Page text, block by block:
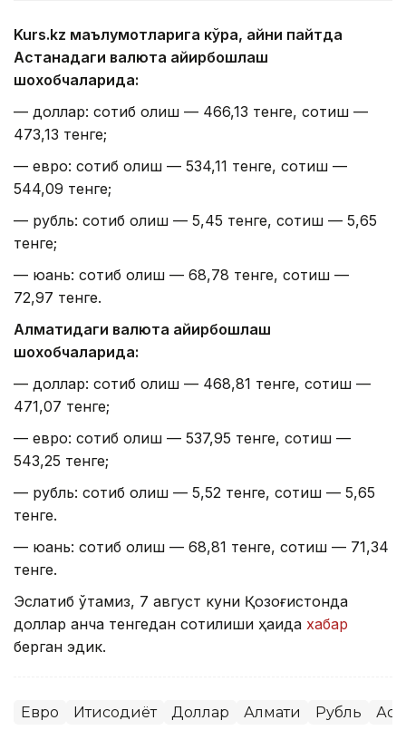
Kurs.kz маълумотларига кўра, айни пайтда
Астанадаги валюта айирбошлаш
шохобчаларида:
— доллар: сотиб олиш — 466,13 тенге, сотиш —
473,13 тенге;
— евро: сотиб олиш — 534,11 тенге, сотиш —
544,09 тенге;
— рубль: сотиб олиш — 5,45 тенге, сотиш — 5,65
тенге;
— юань: сотиб олиш — 68,78 тенге, сотиш —
72,97 тенге.
Алматидаги валюта айирбошлаш
шохобчаларида:
— доллар: сотиб олиш — 468,81 тенге, сотиш —
471,07 тенге;
— евро: сотиб олиш — 537,95 тенге, сотиш —
543,25 тенге;
— рубль: сотиб олиш — 5,52 тенге, сотиш — 5,65
тенге.
— юань: сотиб олиш — 68,81 тенге, сотиш — 71,34
тенге.
Эслатиб ўтамиз, 7 август куни Қозоғистонда
доллар қанча тенгедан сотилиши ҳақида хабар
берган эдик.
Евро Иқтисодиёт Доллар Алмати Рубль